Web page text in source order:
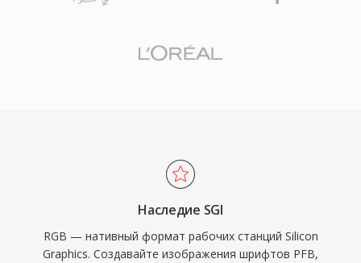
Наследие SGI
RGB — нативный формат рабочих станций Silicon
Graphics. Создавайте изображения шрифтов PFB,